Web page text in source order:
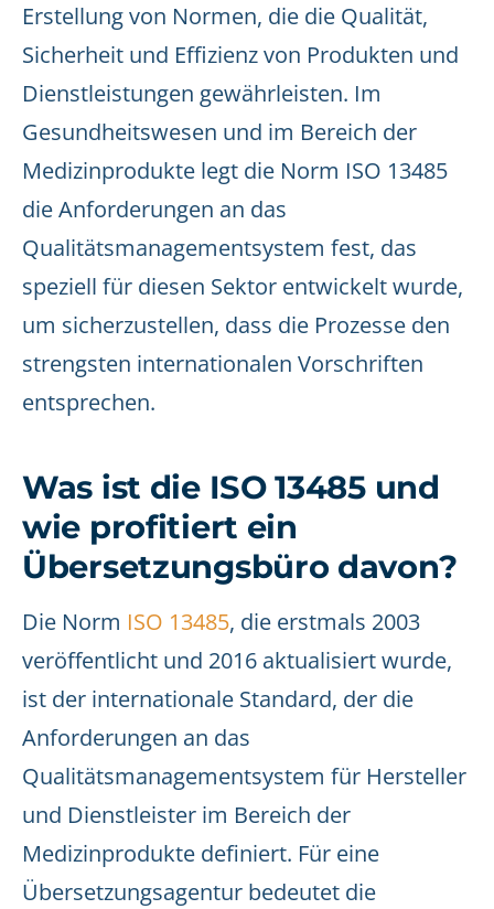
Erstellung von Normen, die die Qualität,
Sicherheit und Effizienz von Produkten und
Dienstleistungen gewährleisten. Im
Gesundheitswesen und im Bereich der
Medizinprodukte legt die Norm ISO 13485
die Anforderungen an das
Qualitätsmanagementsystem fest, das
speziell für diesen Sektor entwickelt wurde,
um sicherzustellen, dass die Prozesse den
strengsten internationalen Vorschriften
entsprechen.
Was ist die ISO 13485 und
wie profitiert ein
Übersetzungsbüro davon?
Die Norm ISO 13485, die erstmals 2003
veröffentlicht und 2016 aktualisiert wurde,
ist der internationale Standard, der die
Anforderungen an das
Qualitätsmanagementsystem für Hersteller
und Dienstleister im Bereich der
Medizinprodukte definiert. Für eine
Übersetzungsagentur bedeutet die